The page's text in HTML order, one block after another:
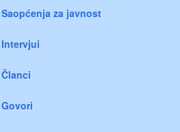
Saopćenja za javnost
Intervjui
Članci
Govori